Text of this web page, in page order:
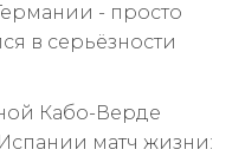
- просто
в серьёзности
Кабо-Верде
матч жизни: